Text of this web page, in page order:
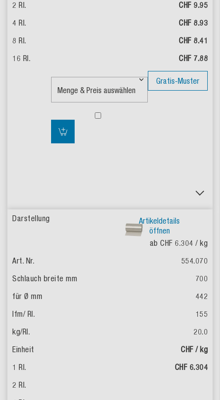
CHF 9.95
CHF 8.93
CHF 8.41
CHF 7.88
Gratis-Muster
Artikeldetails
öffnen
ab CHF 6.304 / kg
554.070
700
442
155
20.0
CHF / kg
CHF 6.304